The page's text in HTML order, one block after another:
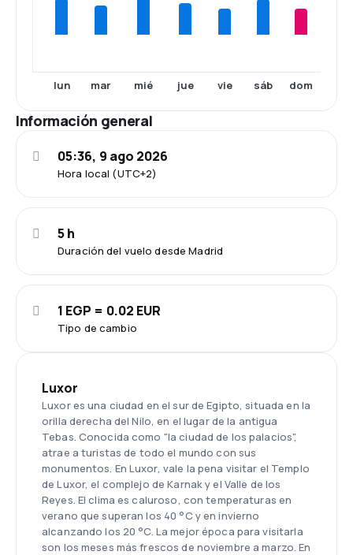
lun mar mié jue vie sáb dom
Información general
Hora local (UTC+2)
05:36, 9 ago 2026
Duración del vuelo desde Madrid
5 h
Tipo de cambio
1 EGP = 0.02 EUR
Luxor
Luxor es una ciudad en el sur de Egipto, situada en la
orilla derecha del Nilo, en el lugar de la antigua
Tebas. Conocida como "la ciudad de los palacios",
atrae a turistas de todo el mundo con sus
monumentos. En Luxor, vale la pena visitar el Templo
de Luxor, el complejo de Karnak y el Valle de los
Reyes. El clima es caluroso, con temperaturas en
verano que superan los 40 °C y en invierno
alcanzando los 20 °C. La mejor época para visitarla
son los meses más frescos de noviembre a marzo. En